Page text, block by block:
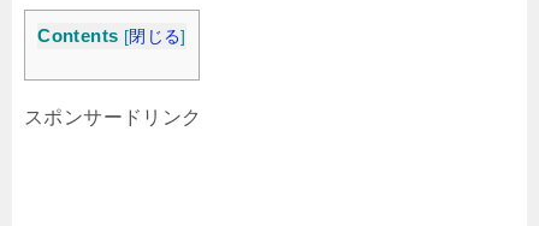
Contents [閉じる]
スポンサードリンク